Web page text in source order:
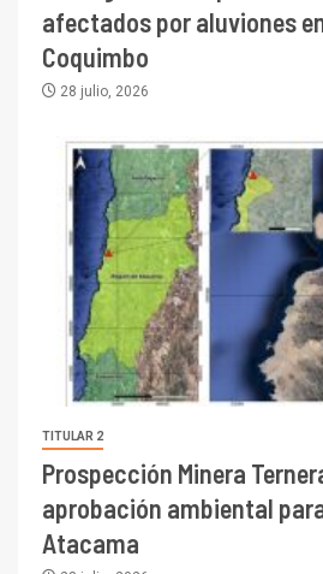
afectados por aluviones
Coquimbo
28 julio, 2026
TITULAR 2
Prospección Minera
aprobación ambiental
Atacama